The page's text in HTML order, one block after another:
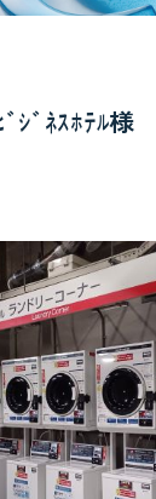
ﾞﾈｽﾎﾃﾙ様